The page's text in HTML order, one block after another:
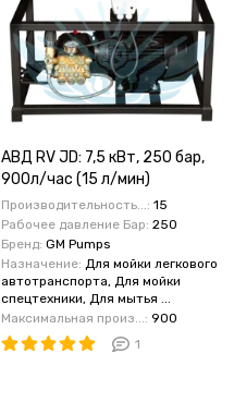
АВД RV JD: 7,5 кВт, 250 бар,
900л/час (15 л/мин)
профессионального класса
JD 1525 с системой тотал
стоп и электрикой. На
стационарной раме
Производительность...: 15
Рабочее давление Бар: 250
Бренд: GM Pumps
Назначение: Для мойки легкового
автотранспорта, Для мойки
спецтехники, Для мытья ...
Максимальная произ...: 900
1